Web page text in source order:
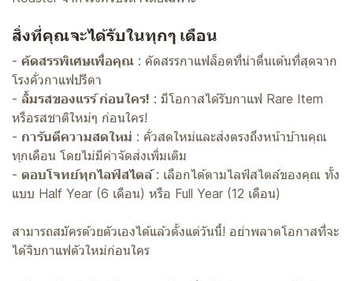
สิ่งที่คุณจะได้รับในทุกๆ เดือน
- คัดสรรพิเศษเพื่อคุณ : คัดสรรกาแฟล็อตที่น่าตื่นเต้นที่สุดจาก
โรงคั่วกาแฟปรีดา
- ลิ้มรสของแรร์ ก่อนใคร! : มีโอกาสได้รับกาแฟ Rare Item
หรือรสชาติใหม่ๆ ก่อนใคร!
- การันตีความสดใหม่ : คั่วสดใหม่และส่งตรงถึงหน้าบ้านคุณ
ทุกเดือน โดยไม่มีค่าจัดส่งเพิ่มเติม
- ตอบโจทย์ทุกไลฟ์สไตล์: เลือกได้ตามไลฟ์สไตล์ของคุณ ทั้ง
แบบ Half Year (6 เดือน) หรือ Full Year (12 เดือน)
สามารถสมัครด้วยตัวเองได้แล้วตั้งแต่วันนี้! อย่าพลาดโอกาสที่จะ
ได้จิบกาแฟตัวใหม่ก่อนใคร